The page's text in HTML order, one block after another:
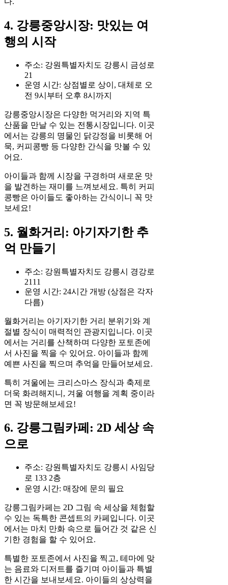
4. 강릉중앙시장: 맛있는 여
행의 시작
주소: 강원특별자치도 강릉시 금성로
21
운영 시간: 상점별로 상이, 대체로 오
전 9시부터 오후 8시까지
강릉중앙시장은 다양한 먹거리와 지역 특
산품을 만날 수 있는 전통시장입니다. 이곳
에서는 강릉의 명물인 닭강정을 비롯해 어
묵, 커피콩빵 등 다양한 간식을 맛볼 수 있
어요.
아이들과 함께 시장을 구경하며 새로운 맛
을 발견하는 재미를 느껴보세요. 특히 커피
콩빵은 아이들도 좋아하는 간식이니 꼭 맛
보세요!
5. 월화거리: 아기자기한 추
억 만들기
주소: 강원특별자치도 강릉시 경강로
2111
운영 시간: 24시간 개방 (상점은 각자
다름)
월화거리는 아기자기한 거리 분위기와 계
절별 장식이 매력적인 관광지입니다. 이곳
에서는 거리를 산책하며 다양한 포토존에
서 사진을 찍을 수 있어요. 아이들과 함께
예쁜 사진을 찍으며 추억을 만들어보세요.
특히 겨울에는 크리스마스 장식과 축제로
더욱 화려해지니, 겨울 여행을 계획 중이라
면 꼭 방문해보세요!
6. 강릉그림카페: 2D 세상 속
으로
주소: 강원특별자치도 강릉시 사임당
로 133 2층
운영 시간: 매장에 문의 필요
강릉그림카페는 2D 그림 속 세상을 체험할
수 있는 독특한 콘셉트의 카페입니다. 이곳
에서는 마치 만화 속으로 들어간 것 같은 신
기한 경험을 할 수 있어요.
특별한 포토존에서 사진을 찍고, 테마에 맞
는 음료와 디저트를 즐기며 아이들과 특별
한 시간을 보내보세요. 아이들의 상상력을